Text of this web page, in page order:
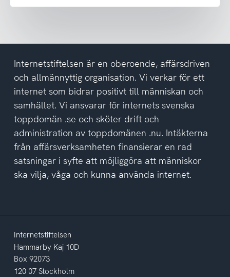
del
av
integritetspolicyn
Internetstiftelsen är en oberoende, affärsdriven
och allmännyttig organisation. Vi verkar för ett
internet som bidrar positivt till människan och
samhället. Vi ansvarar för internets svenska
toppdomän .se och sköter drift och
administration av toppdomänen .nu. Intäkterna
från affärsverksamheten finansierar en rad
satsningar i syfte att möjliggöra att människor
ska vilja, våga och kunna använda internet.
Internetstiftelsen
Hammarby Kaj 10D
Box 92073
120 07 Stockholm